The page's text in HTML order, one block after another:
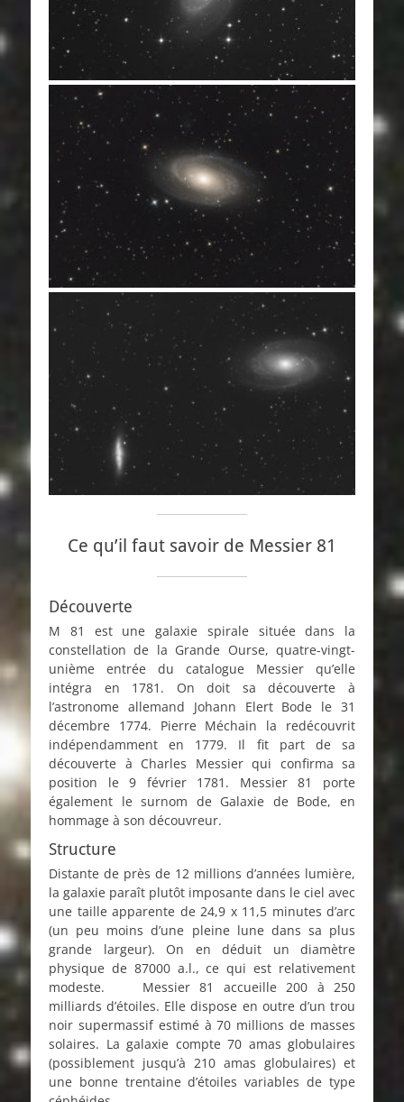
Ce qu’il faut savoir de Messier 81
Découverte
M 81 est une galaxie spirale située dans la
constellation de la Grande Ourse, quatre-vingt-
unième entrée du catalogue Messier qu’elle
intégra en 1781. On doit sa découverte à
l’astronome allemand Johann Elert Bode le 31
décembre 1774. Pierre Méchain la redécouvrit
indépendamment en 1779. Il fit part de sa
découverte à Charles Messier qui confirma sa
position le 9 février 1781. Messier 81 porte
également le surnom de Galaxie de Bode, en
hommage à son découvreur.
Structure
Distante de près de 12 millions d’années lumière,
la galaxie paraît plutôt imposante dans le ciel avec
une taille apparente de 24,9 x 11,5 minutes d’arc
(un peu moins d’une pleine lune dans sa plus
grande largeur). On en déduit un diamètre
physique de 87000 a.l., ce qui est relativement
modeste. Messier 81 accueille 200 à 250
milliards d’étoiles. Elle dispose en outre d’un trou
noir supermassif estimé à 70 millions de masses
solaires. La galaxie compte 70 amas globulaires
(possiblement jusqu’à 210 amas globulaires) et
une bonne trentaine d’étoiles variables de type